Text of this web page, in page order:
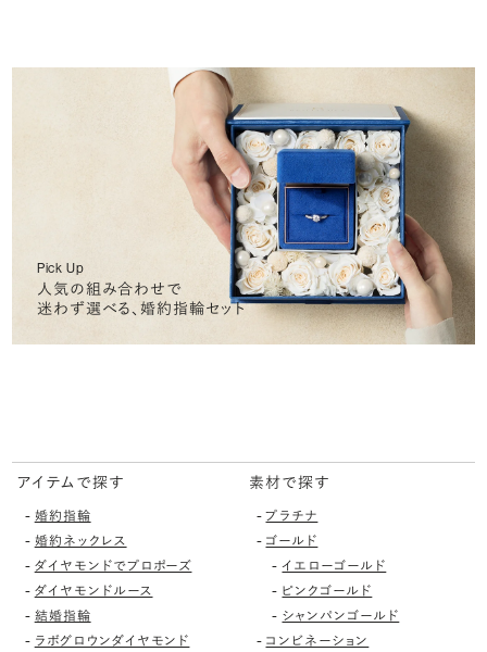
Pick Up
人気の組み合わせで
迷わず選べる、婚約指輪セット
アイテムで探す
- 婚約指輪
- 婚約ネックレス
- ダイヤモンドでプロポーズ
- ダイヤモンドルース
- 結婚指輪
- ラボグロウンダイヤモンド
素材で探す
-プラチナ
- ゴールド
-イエローゴールド
- ピンクゴールド
- シャンパンゴールド
- コンビネーション